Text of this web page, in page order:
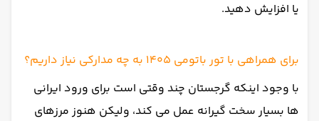
یا افزایش دهید.
برای همراهی با تور باتومی 1405 به چه مدارکی نیاز داریم؟
با وجود اینکه گرجستان چند وقتی است برای ورود ایرانی
ها بسیار سخت گیرانه عمل می کند، ولیکن هنوز مرزهای